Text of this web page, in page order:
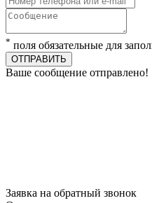
* поля обязательные для
ОТПРАВИТЬ
Ваше сообщение отправлено!
Заявка на обратный звонок